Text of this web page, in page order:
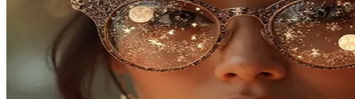
Sunnylife
Sun-Staches
Swimava